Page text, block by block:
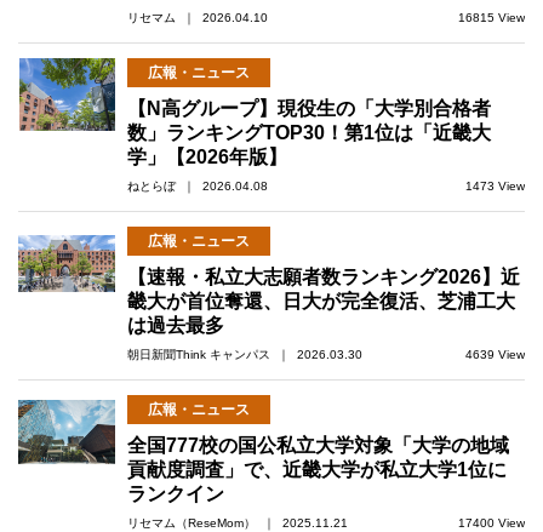
リセマム ｜ 2026.04.10 16815 View
広報・ニュース
【N高グループ】現役生の「大学別合格者
数」ランキングTOP30！第1位は「近畿大
学」【2026年版】
ねとらぼ ｜ 2026.04.08 1473 View
広報・ニュース
【速報・私立大志願者数ランキング2026】近
畿大が首位奪還、日大が完全復活、芝浦工大
は過去最多
朝日新聞Think キャンパス ｜ 2026.03.30 4639 View
広報・ニュース
全国777校の国公私立大学対象「大学の地域
貢献度調査」で、近畿大学が私立大学1位に
ランクイン
リセマム（ReseMom） ｜ 2025.11.21 17400 View